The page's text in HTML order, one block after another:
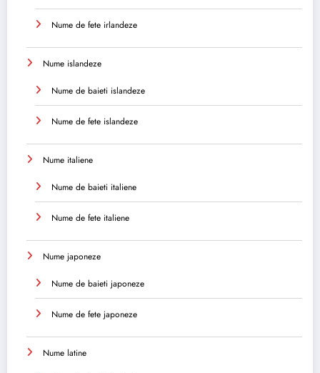
Nume de fete irlandeze
Nume islandeze
Nume de baieti islandeze
Nume de fete islandeze
Nume italiene
Nume de baieti italiene
Nume de fete italiene
Nume japoneze
Nume de baieti japoneze
Nume de fete japoneze
Nume latine